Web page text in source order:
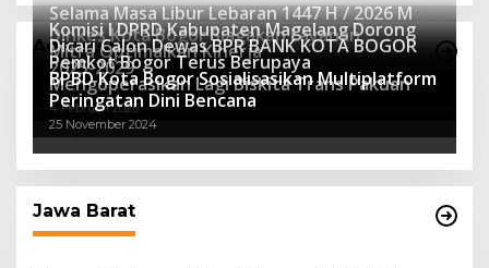
Advertorial
Selama Masa Libur Lebaran 1447 H / 2026 M
Dinkes Kota Bogor Siagakan Layanan
Kesehatan
16 Maret 2026
Komisi I DPRD Kabupaten Magelang Dorong
Mitra Optimalkan Kinerja
27 Mei 2025
Dicari Calon Dewas BPR BANK KOTA BOGOR
2025-2029
15 April 2025
Pemkot Bogor Terus Berupaya
Mengoperasikan Lagi Biskita Trans Pakuan
4 Februari 2025
BPBD Kota Bogor Sosialisasikan Multiplatform
Peringatan Dini Bencana
25 November 2024
Jawa Barat